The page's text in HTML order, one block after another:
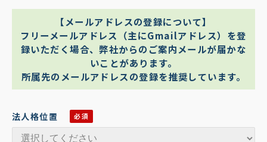
【メールアドレスの登録について】
フリーメールアドレス（主にGmailアドレス）を登
録いただく場合、弊社からのご案内メールが届かな
いことがあります。
所属先のメールアドレスの登録を推奨しています。
法人格位置